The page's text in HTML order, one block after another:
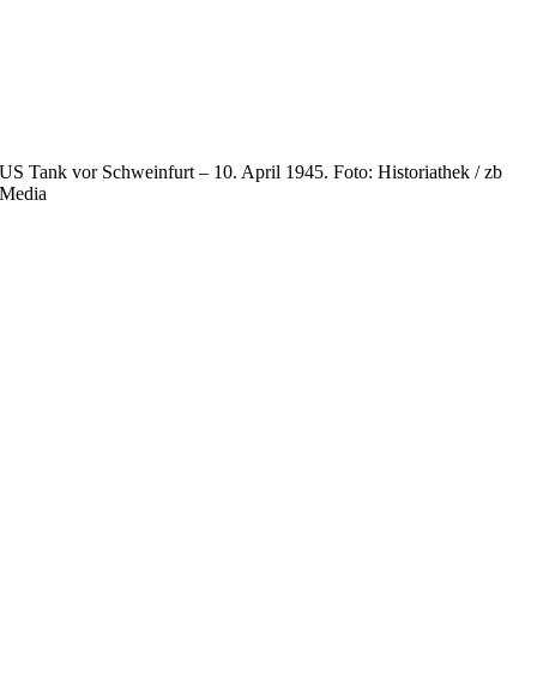
US Tank vor Schweinfurt – 10. April 1945. Foto: Historiathek / zb
Media